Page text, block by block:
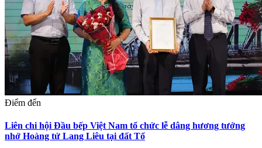
Điểm đến
Liên chi hội Đầu bếp Việt Nam tổ chức lễ dâng hương tưởng
nhớ Hoàng tử Lang Liêu tại đất Tổ